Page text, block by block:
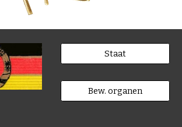
Staat
Bew. organen